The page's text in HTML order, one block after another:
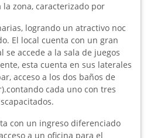
zona, caracterizado por
logrando un atractivo noc
El local cuenta con un gran
se accede a la sala de juegos
esta cuenta en sus laterales
acceso a los dos baños de
cada uno con tres
con un ingreso diferenciado
a un oficina para el